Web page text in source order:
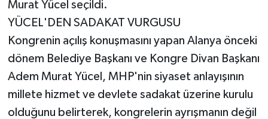
Murat Yücel seçildi.
YÜCEL'DEN SADAKAT VURGUSU
Kongrenin açılış konuşmasını yapan Alanya önceki
dönem Belediye Başkanı ve Kongre Divan Başkanı
Adem Murat Yücel, MHP'nin siyaset anlayışının
millete hizmet ve devlete sadakat üzerine kurulu
olduğunu belirterek, kongrelerin ayrışmanın değil